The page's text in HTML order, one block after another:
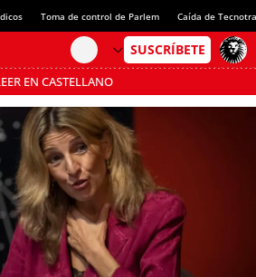
Toma de control de Parlem Caída de
EN CASTELLANO
al MODO AHORRO